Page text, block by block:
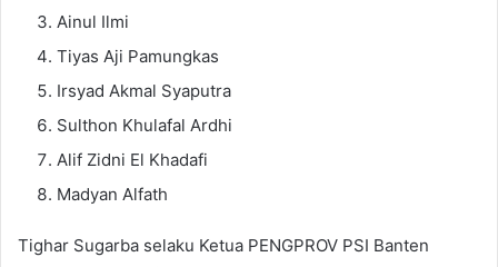
Ainul Ilmi
Tiyas Aji Pamungkas
Irsyad Akmal Syaputra
Sulthon Khulafal Ardhi
Alif Zidni El Khadafi
Madyan Alfath
Tighar Sugarba selaku Ketua PENGPROV PSI Banten